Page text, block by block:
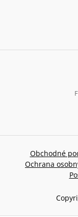
Obchodné
Ochrana